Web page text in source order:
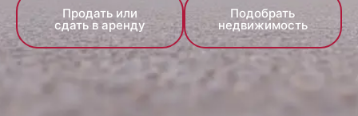
Продать или
сдать в аренду
Подобрать
недвижимость